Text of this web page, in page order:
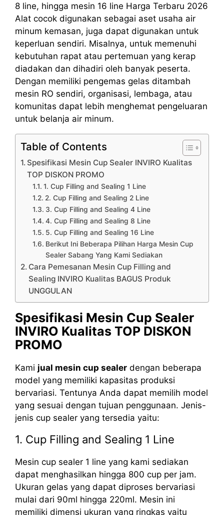
8 line, hingga mesin 16 line Harga Terbaru 2026
Alat cocok digunakan sebagai aset usaha air
minum kemasan, juga dapat digunakan untuk
keperluan sendiri. Misalnya, untuk memenuhi
kebutuhan rapat atau pertemuan yang kerap
diadakan dan dihadiri oleh banyak peserta.
Dengan memiliki pengemas gelas ditambah
mesin RO sendiri, organisasi, lembaga, atau
komunitas dapat lebih menghemat pengeluaran
untuk belanja air minum.
Table of Contents
Spesifikasi Mesin Cup Sealer INVIRO Kualitas
TOP DISKON PROMO
1. Cup Filling and Sealing 1 Line
2. Cup Filling and Sealing 2 Line
3. Cup Filling and Sealing 4 Line
4. Cup Filling and Sealing 8 Line
5. Cup Filling and Sealing 16 Line
Berikut Ini Beberapa Pilihan Harga Mesin Cup
Sealer Sabang Yang Kami Sediakan
Cara Pemesanan Mesin Cup Filling and
Sealing INVIRO Kualitas BAGUS Produk
UNGGULAN
Spesifikasi Mesin Cup Sealer
INVIRO Kualitas TOP DISKON
PROMO
Kami jual mesin cup sealer dengan beberapa
model yang memiliki kapasitas produksi
bervariasi. Tentunya Anda dapat memilih model
yang sesuai dengan tujuan penggunaan. Jenis-
jenis cup sealer yang tersedia yaitu:
1. Cup Filling and Sealing 1 Line
Mesin cup sealer 1 line yang kami sediakan
dapat menghasilkan hingga 800 cup per jam.
Ukuran gelas yang dapat diproses bervariasi
mulai dari 90ml hingga 220ml. Mesin ini
memiliki dimensi ukuran yang ringkas yaitu